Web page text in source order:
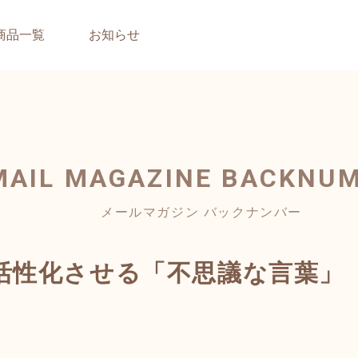
品一覧 お知らせ
MAGAZINE
メールマガジン バックナンバー
化させる「不思議な言葉」